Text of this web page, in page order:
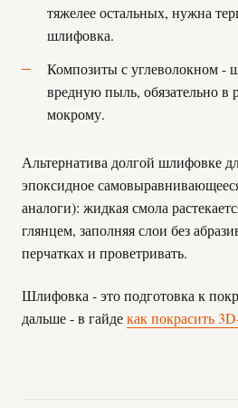
тяжелее остальных, нужна
шлифовка.
Композиты с углеволокном -
вредную пыль, обязательно в
мокрому.
Альтернатива долгой шлифовке
эпоксидное
аналоги): жидкая смола
глянцем, заполняя слои без
перчатках и проветривать.
Шлифовка - это подготовка к
дальше - в гайдекак покрасить